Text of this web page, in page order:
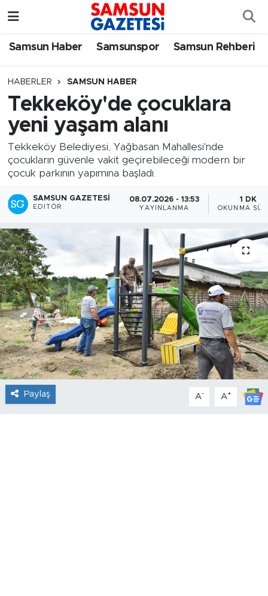
Samsun Haber Samsunspor Samsun Rehberi
HABERLER SAMSUN HABER
Tekkeköy'de çocuklara
yeni yaşam alanı
Tekkeköy Belediyesi, Yağbasan Mahallesi'nde
çocukların güvenle vakit geçirebileceği modern bir
çocuk parkının yapımına başladı.
SAMSUN GAZETESI
EDITÖR
08.07.2026 - 13:53
YAYINLANMA
1 DK
OKUNMA
Paylaş A- A+
Samsun Haber
Samsun Rehberi
Resmi İlanlar
Samsun Nöbetçi Eczaneler
SAMSUN Namaz Vakitleri
Samsun Trafik Yoğunluk Haritası
Süper Lig Puan Durumu ve Fikstür
Tüm Manşetler
Haber Arşivi